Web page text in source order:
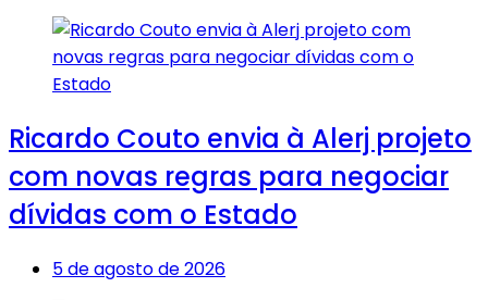
Ricardo Couto envia à Alerj projeto
com novas regras para negociar
dívidas com o Estado
5 de agosto de 2026